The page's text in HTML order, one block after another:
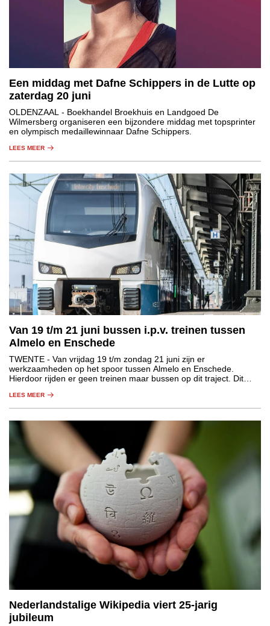
Een middag met Dafne Schippers in de Lutte op
zaterdag 20 juni
OLDENZAAL - Boekhandel Broekhuis en Landgoed De
Wilmersberg organiseren een bijzondere middag met topsprinter
en olympisch medaillewinnaar Dafne Schippers.
LEES MEER
Van 19 t/m 21 juni bussen i.p.v. treinen tussen
Almelo en Enschede
TWENTE - Van vrijdag 19 t/m zondag 21 juni zijn er
werkzaamheden op het spoor tussen Almelo en Enschede.
Hierdoor rijden er geen treinen maar bussen op dit traject. Dit
moeten rekening houden met een langere reistijd.
LEES MEER
Nederlandstalige Wikipedia viert 25-jarig
jubileum